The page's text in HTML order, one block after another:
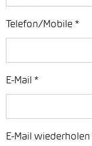
Telefon/Mobile *
E-Mail *
E-Mail wiederholen